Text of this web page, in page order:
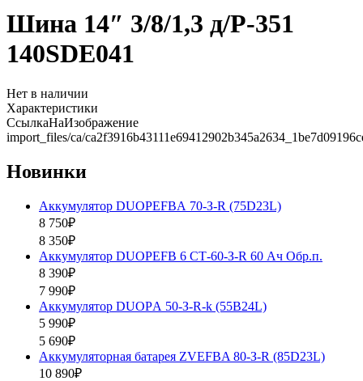
Шина 14″ 3/8/1,3 д/Р-351
140SDE041
Нет в наличии
Характеристики
СсылкаНаИзображение
import_files/ca/
Новинки
Аккумулятор DUOPEFBА 70-З-R (75D23L)
8 750₽
8 350₽
Аккумулятор DUOPEFB 6 СТ-60-З-R 60 Ач Обр.п.
8 390₽
7 990₽
Аккумулятор DUOPА 50-З-R-k (55B24L)
5 990₽
5 690₽
Аккумуляторная батарея ZVEFBA 80-З-R (85D23L)
10 890₽